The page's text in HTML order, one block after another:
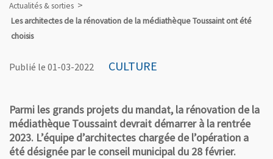
Actualités & sorties
Les architectes de la rénovation de la médiathèque Toussaint ont été
choisis
Publié le 01-03-2022 CULTURE
Parmi les grands projets du mandat, la rénovation de la
médiathèque Toussaint devrait démarrer à la rentrée
2023. L’équipe d’architectes chargée de l’opération a
été désignée par le conseil municipal du 28 février.